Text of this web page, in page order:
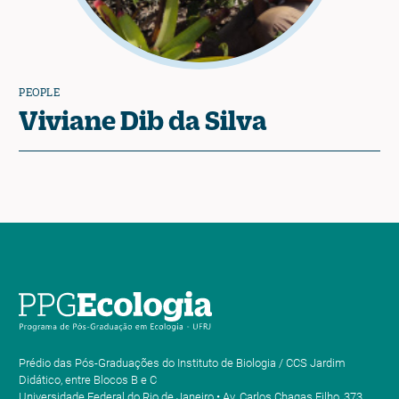
PEOPLE
Viviane Dib da Silva
Prédio das Pós-Graduações do Instituto de Biologia / CCS Jardim
Didático, entre Blocos B e C